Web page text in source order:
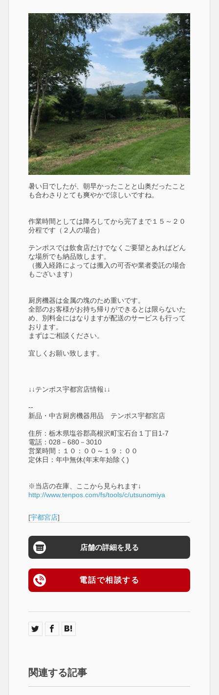
暑い日でしたが、朝早かったことと山奥だったこと
も合わさりとても爽やかで涼しいですね。
作業時間としては降ろしてから完了まで１５～２０
分程です（２人の場合）
テンポスでは飲食店だけでなくご要望とあればどん
な場所でも納品致します。
（搬入経路によっては搬入の可否や業者委託の場合
もございます）
厨房機器は金属の塊のため重いです。
全部のお客様がお持ち帰りができるとは限らないた
め、別料金にはなりますが配送のサービスも行って
おります。
まずはご相談ください。
宜しくお願い致します。
↓↓テンポス宇都宮店情報↓↓
--
新品・中古厨房機器用品 テンポス宇都宮店
住所：栃木県塩谷郡高根沢町宝石台１丁目1-7
電話：028－680－3010
営業時間：１０：００～１９：００
定休日：年中無休(年末年始除く)
※当店の在庫、ここから見られます↓
http://www.tenpos.com/fs/tools/c/utsunomiya
[宇都宮店]
店舗の詳細を見る
電話で相談する
関連する記事